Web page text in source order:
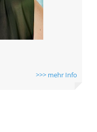
>>> mehr Info